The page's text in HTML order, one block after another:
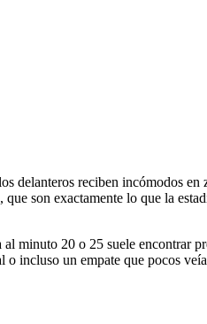
delanteros reciben incómodos en
son exactamente lo que la
minuto 20 o 25 suele encontrar
incluso un empate que pocos